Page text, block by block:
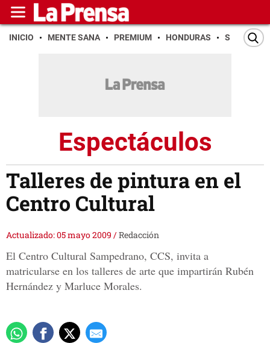
INICIO MENTE SANA PREMIUM HONDURAS SAN PEDRO
Espectáculos
Talleres de pintura en el
Centro Cultural
Actualizado: 05 mayo 2009 /Redacción
El Centro Cultural Sampedrano, CCS, invita a
matricularse en los talleres de arte que impartirán Rubén
Hernández y Marluce Morales.